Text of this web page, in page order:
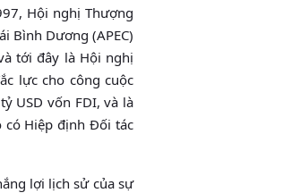
Hội nghị Thượng
Bình Dương (APEC)
tới đây là Hội nghị
lực cho công cuộc
USD vốn FDI, và là
Hiệp định Đối tác
lợi lịch sử của sự